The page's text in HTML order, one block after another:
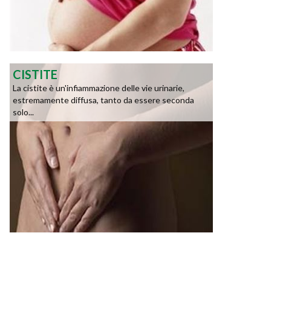
CISTITE
La cistite è un'infiammazione delle vie urinarie,
estremamente diffusa, tanto da essere seconda
solo...